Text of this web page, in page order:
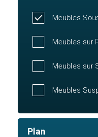
Meubles
Meubles sur
Meubles sur
Meubles
Plan